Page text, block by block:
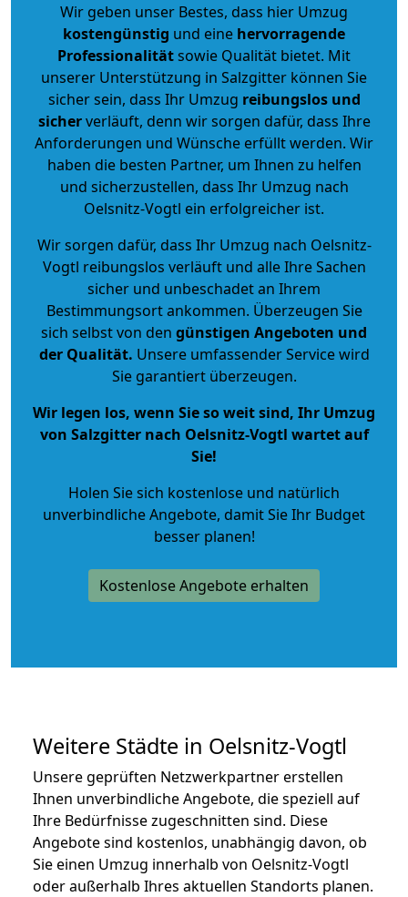
Wir geben unser Bestes, dass hier Umzug
kostengünstig und eine hervorragende
Professionalitätsowie Qualität bietet. Mit
unserer Unterstützung in Salzgitter können Sie
sicher sein, dass Ihr Umzug reibungslos und
sicherverläuft, denn wir sorgen dafür, dass Ihre
Anforderungen und Wünsche erfüllt werden. Wir
haben die besten Partner, um Ihnen zu helfen
und sicherzustellen, dass Ihr Umzug nach
Oelsnitz-Vogtl ein erfolgreicher ist.
Wir sorgen dafür, dass Ihr Umzug nach Oelsnitz-
Vogtl reibungslos verläuft und alle Ihre Sachen
sicher und unbeschadet an Ihrem
Bestimmungsort ankommen. Überzeugen Sie
sich selbst von den günstigen Angeboten und
der Qualität. Unsere umfassender Service wird
Sie garantiert überzeugen.
Wir legen los, wenn Sie so weit sind, Ihr Umzug
von Salzgitter nach Oelsnitz-Vogtl wartet auf
Sie!
Holen Sie sich kostenlose und natürlich
unverbindliche Angebote, damit Sie Ihr Budget
besser planen!
Kostenlose Angebote erhalten
Weitere Städte in Oelsnitz-Vogtl
Unsere geprüften Netzwerkpartner erstellen
Ihnen unverbindliche Angebote, die speziell auf
Ihre Bedürfnisse zugeschnitten sind. Diese
Angebote sind kostenlos, unabhängig davon, ob
Sie einen Umzug innerhalb von Oelsnitz-Vogtl
oder außerhalb Ihres aktuellen Standorts planen.